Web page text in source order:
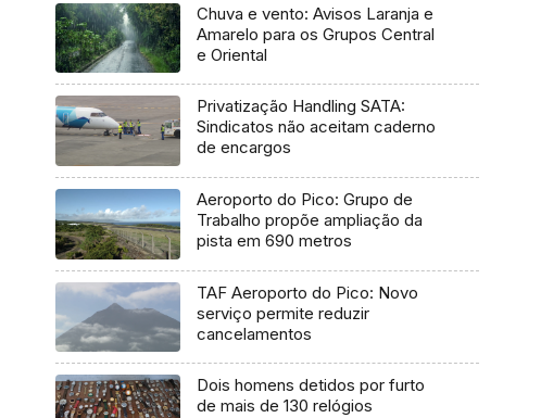
Chuva e vento: Avisos Laranja e
Amarelo para os Grupos Central
e Oriental
Privatização Handling SATA:
Sindicatos não aceitam caderno
de encargos
Aeroporto do Pico: Grupo de
Trabalho propõe ampliação da
pista em 690 metros
TAF Aeroporto do Pico: Novo
serviço permite reduzir
cancelamentos
Dois homens detidos por furto
de mais de 130 relógios